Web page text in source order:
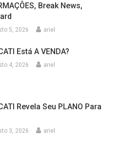
Break News,
5, 2026 ariel
Está A VENDA?
4, 2026 ariel
Revela Seu PLANO Para
3, 2026 ariel